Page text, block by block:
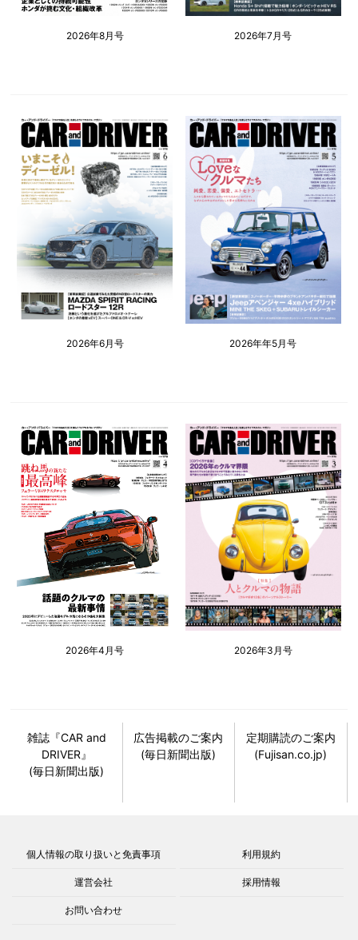
2026年8月号 2026年7月号
2026年6月号 2026年年5月号
2026年4月号 2026年3月号
雑誌『CAR and
DRIVER』
(毎日新聞出版)
広告掲載のご案内
(毎日新聞出版)
定期購読のご案内
(Fujisan.co.jp)
個人情報の取り扱いと免責事項 利用規約
運営会社 採用情報
お問い合わせ